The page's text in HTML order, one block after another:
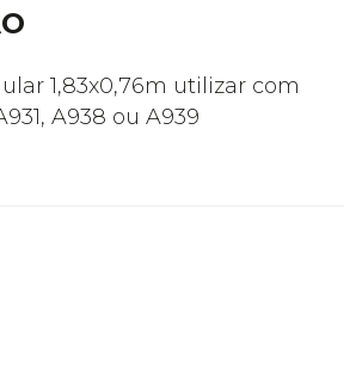
1,83x0,76m utilizar com
A938 ou A939